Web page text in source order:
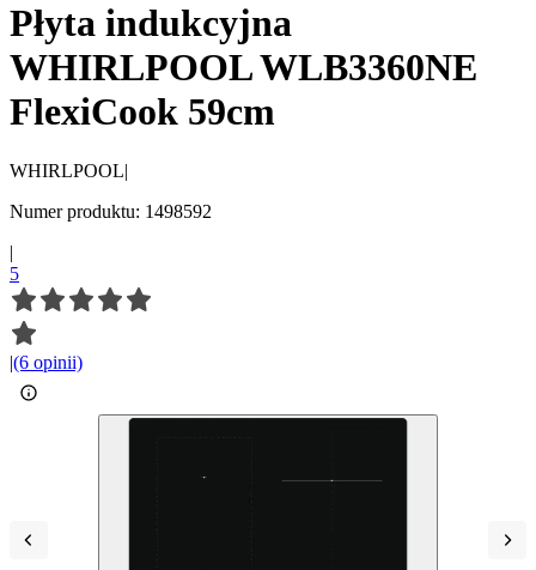
Płyta indukcyjna
WHIRLPOOL WLB3360NE
FlexiCook 59cm
WHIRLPOOL|
Numer produktu: 1498592
|
5
|(6 opinii)